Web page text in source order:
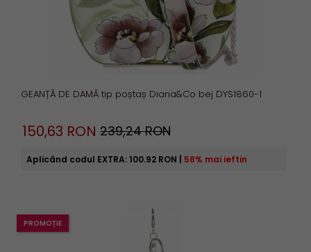
GEANȚĂ DE DAMĂ tip poștaș Diana&Co bej DYS1860-1
150,63 RON 239,24 RON
Aplicând codul EXTRA: 100.92 RON 58% mai ieftin
PROMOȚIE